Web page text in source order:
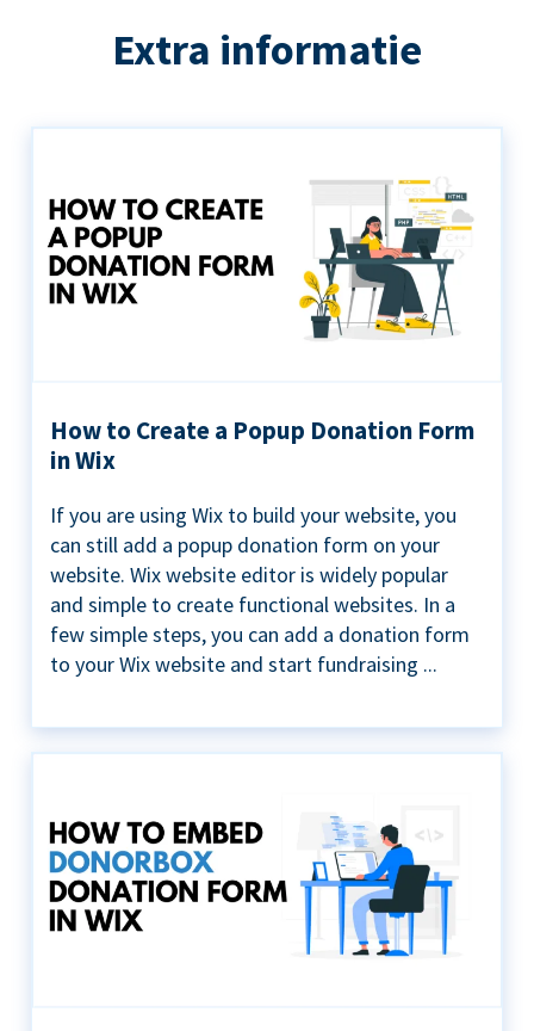
Extra informatie
How to Create a Popup Donation Form
in Wix
If you are using Wix to build your website, you
can still add a popup donation form on your
website. Wix website editor is widely popular
and simple to create functional websites. In a
few simple steps, you can add a donation form
to your Wix website and start fundraising ...